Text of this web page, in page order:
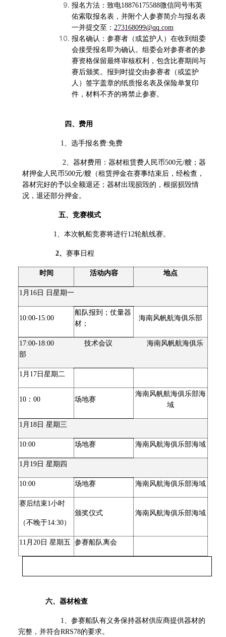
报名方法：致电18876175588微信同号韦英
佑索取报名表，并附个人参赛简介与报名表
一并提交至： 273168099@qq.com
报名确认：参赛者（或监护人）在收到组委
会接受报名即为确认。组委会对参赛者的参
赛资格保留最终审核权利，包含比赛期间与
赛后颁奖。报到时提交由参赛者（或监护
人）签字盖章的纸质报名表及保险单复印
件，材料不齐的将禁止参赛。
四、费用
1 、选手报名费:免费
2、器材费用：器材租赁费人民币500元/艘；器
材押金人民币500元/艘（租赁押金在赛事结束后，经检查，
器材完好的予以全额退还；器材出现损毁的，根据损毁情
况，退还部分押金。
五、竞赛模式
1 、本次帆船竞赛将进行12轮航线赛。
2、 赛事日程
时间 活动内容 地点
1 月16日 日星期一
10:00-15:00
船队报到；仗量器
材；
海南风帆航海俱乐部
17:00-18:00
技术会议 海南风帆航海俱乐
部
1 月17日星期二
10 ：00 场地赛
海南风帆航海俱乐部海
域
1 月18日 星期三
10:00 场地赛 海南风航海俱乐部海域
1 月19日 星期四
10:00 场地赛 海南风航海俱乐部海域
赛后结束1小时
（不晚于14:30）
颁奖仪式 海南风航海俱乐部海域
11 月20日 星期五 参赛船队离会
六、器材检查
1
、参赛船队有义务保持器材供应商提供器材的
完整，并符合RRS78的要求。